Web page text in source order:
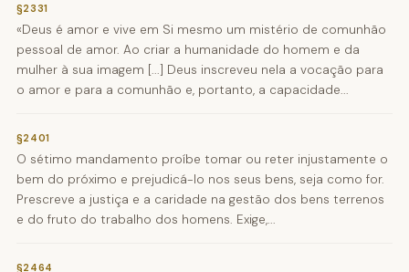
§2331
«Deus é amor e vive em Si mesmo um mistério de comunhão
pessoal de amor. Ao criar a humanidade do homem e da
mulher à sua imagem [...] Deus inscreveu nela a vocação para
o amor e para a comunhão e, portanto, a capacidade...
§2401
O sétimo mandamento proíbe tomar ou reter injustamente o
bem do próximo e prejudicá-lo nos seus bens, seja como for.
Prescreve a justiça e a caridade na gestão dos bens terrenos
e do fruto do trabalho dos homens. Exige,...
§2464